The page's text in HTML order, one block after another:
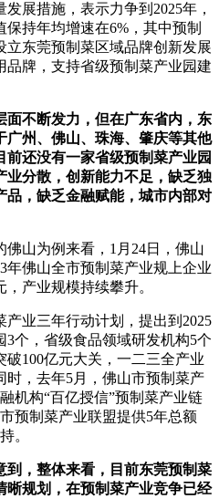
展措施，表示力争到2025年，
持年均增速在6%，其中预制
东莞预制菜区域品牌创新发展
牌，支持省级预制菜产业园建
面不断发力，但在广东省内，东
广州、佛山、珠海、肇庆等其他
还没有一家省级预制菜产业园
业分散，创新能力不足，缺乏独
品，缺乏金融赋能，城市内部对
山为例来看，1月24日，佛山
年佛山全市预制菜产业规上企业
产业规模持续攀升。
业三年行动计划，提出到2025
个，省级食品领域研发机构5个
100亿元大关，一二三全产业
时，去年5月，佛山市预制菜产
机构“百亿授信”预制菜产业链
预制菜产业联盟提供5年总额
。
到，整体来看，目前东莞预制菜
晰规划，在预制菜产业竞争已经